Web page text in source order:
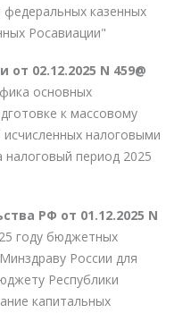
казенных
Росавиации"
02.12.2025 N 459@
основных
к массовому
налоговыми
налоговый период 2025
РФ от 01.12.2025 N
году бюджетных
России для
Республики
капитальных